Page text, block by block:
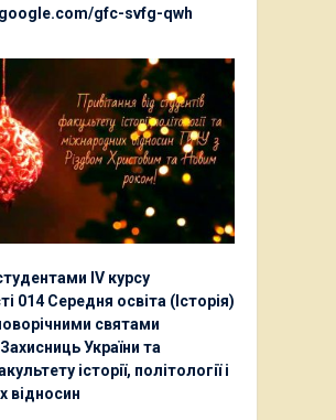
gfc-svfg-qwh
ІV курсу
014 Середня освіта (Історія)
святами
України та
історії, політології і
відносин